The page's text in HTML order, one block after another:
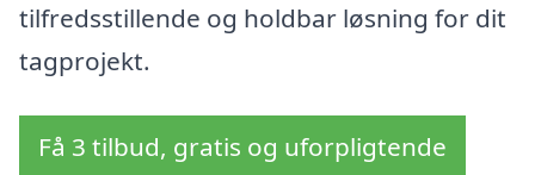
tilfredsstillende og holdbar løsning for dit
tagprojekt.
Få 3 tilbud, gratis og uforpligtende